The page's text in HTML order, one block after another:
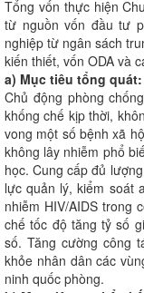
Tổng vốn thực hiện
từ nguồn vốn đầu tư
nghiệp từ ngân sách
kiến thiết, vốn ODA và
a) Mục tiêu tổng quát:
Chủ động phòng
khống chế kịp thời,
vong một số bệnh xã
không lây nhiễm phổ
học. Cung cấp đủ
lực quản lý, kiểm soát
nhiễm HIV/AIDS trong
chế tốc độ tăng tỷ số
số. Tăng cường công
khỏe nhân dân các
ninh quốc phòng.